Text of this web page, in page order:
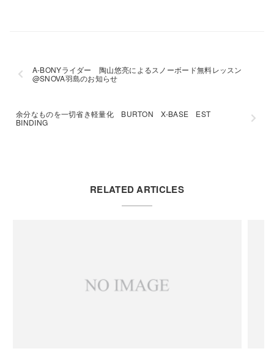
A-BONYライダー 陶山悠亮によるスノーボード無料レッスン
@SNOVA羽島のお知らせ
余分なものを一切省き軽量化 BURTON X-BASE EST
BINDING
RELATED ARTICLES